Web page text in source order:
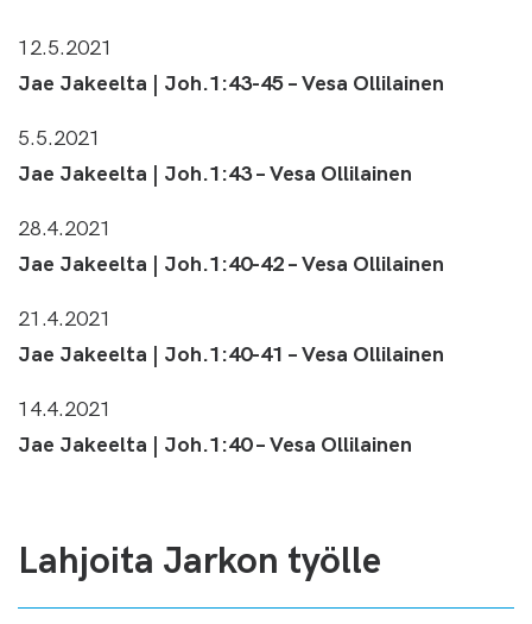
12.5.2021
Jae Jakeelta | Joh.1:43-45 – Vesa Ollilainen
5.5.2021
Jae Jakeelta | Joh.1:43 – Vesa Ollilainen
28.4.2021
Jae Jakeelta | Joh.1:40-42 – Vesa Ollilainen
21.4.2021
Jae Jakeelta | Joh.1:40-41 – Vesa Ollilainen
14.4.2021
Jae Jakeelta | Joh.1:40 – Vesa Ollilainen
Lahjoita Jarkon työlle